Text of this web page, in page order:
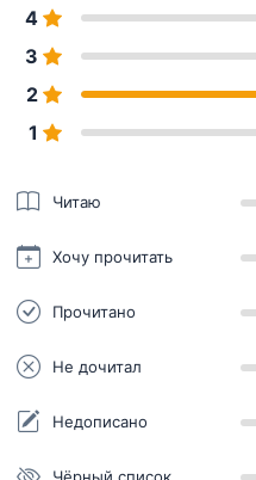
4
3
2
1
Читаю
Хочу прочитать
Прочитано
Не дочитал
Недописано